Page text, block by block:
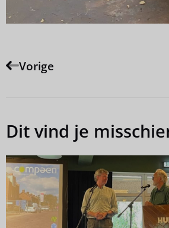
Vorige
Dit vind je